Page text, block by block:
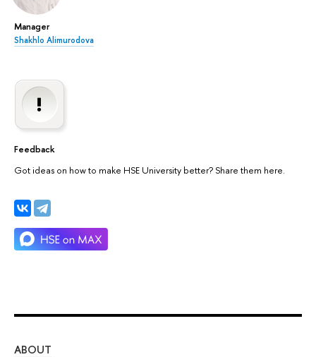
Manager
Shakhlo Alimurodova
Feedback
Got ideas on how to make HSE University better? Share them here.
ABOUT